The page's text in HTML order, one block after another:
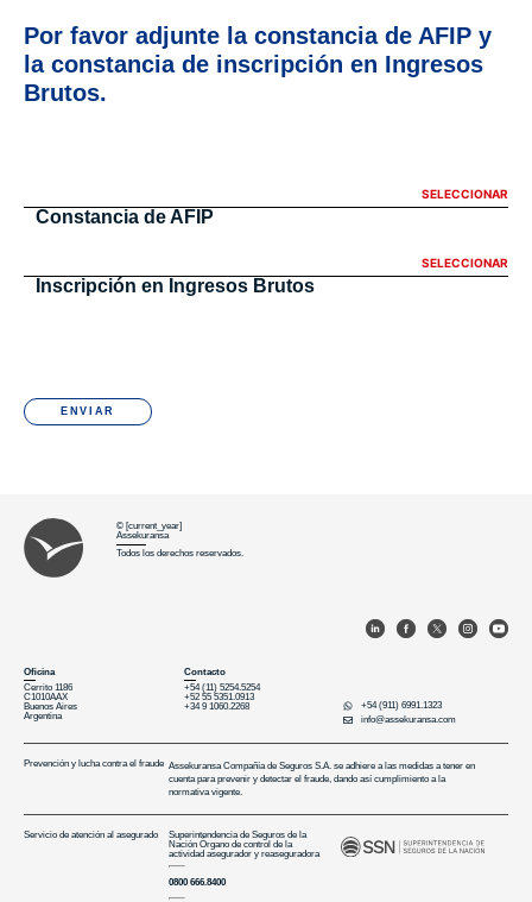
Por favor adjunte la constancia de AFIP y
la constancia de inscripción en Ingresos
Brutos.
Constancia de AFIP
Inscripción en Ingresos Brutos
ENVIAR
© [current_year]
Assekuransa
Todos los derechos reservados.
Oﬁcina
Cerrito 1186
C1010AAX
Buenos Aires
Argentina
Contacto
+54 (11) 5254.5254
+52 55 5351.0913
+34 9 1060.2268
+54 (911) 6991.1323
info@assekuransa.com
Prevención y lucha contra el fraude Assekuransa Compañía de Seguros S.A. se adhiere a las medidas a tener en
cuenta para prevenir y detectar el fraude, dando así cumplimiento a la
normativa vigente.
Servicio de atención al asegurado
Superintendencia de Seguros de la
Nación Órgano de control de la
actividad asegurador y reaseguradora
0800 666.8400